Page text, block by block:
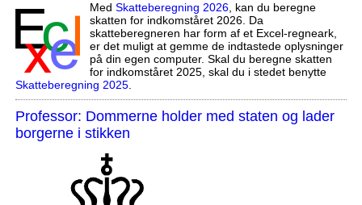
Med Skatteberegning 2026, kan du beregne
skatten for indkomståret 2026. Da
skatteberegneren har form af et Excel-regneark,
er det muligt at gemme de indtastede oplysninger
på din egen computer. Skal du beregne skatten
for indkomståret 2025, skal du i stedet benytte
Skatteberegning 2025.
Professor: Dommerne holder med staten og lader
borgerne i stikken